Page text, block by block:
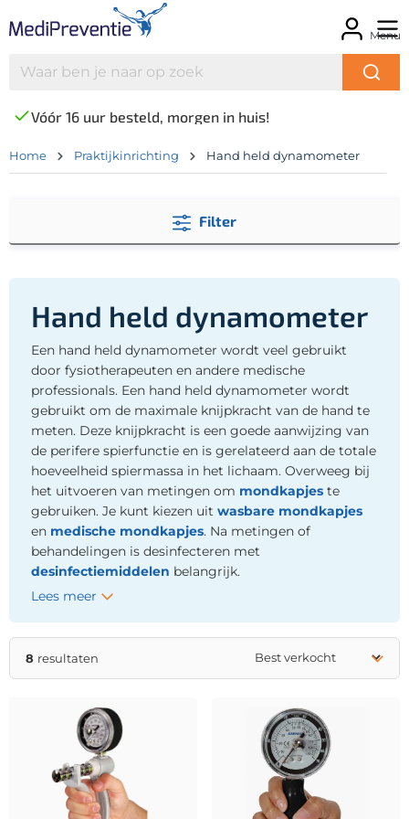
Menu
Vóór 16 uur besteld, morgen in huis!
Home Praktijkinrichting Hand held dynamometer
Filter
Hand held dynamometer
Een hand held dynamometer wordt veel gebruikt
door fysiotherapeuten en andere medische
professionals. Een hand held dynamometer wordt
gebruikt om de maximale knijpkracht van de hand te
meten. Deze knijpkracht is een goede aanwijzing van
de perifere spierfunctie en is gerelateerd aan de totale
hoeveelheid spiermassa in het lichaam. Overweeg bij
het uitvoeren van metingen om mondkapjes te
gebruiken. Je kunt kiezen uit wasbare mondkapjes
en medische mondkapjes. Na metingen of
behandelingen is desinfecteren met
desinfectiemiddelen belangrijk.
Lees meer
8 resultaten